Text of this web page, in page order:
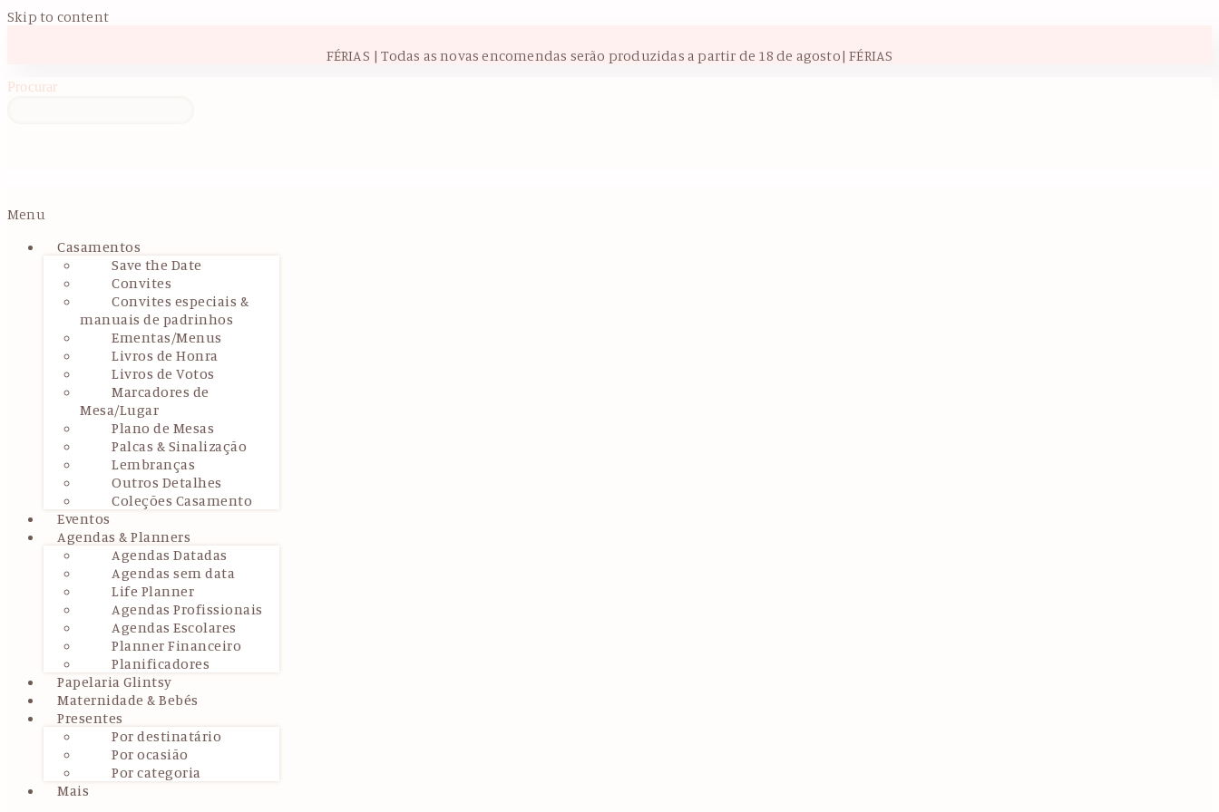
Skip to content
FÉRIAS | Todas as novas encomendas serão produzidas a partir de 18 de agosto| FÉRIAS
Procurar
Menu
Casamentos
Save the Date
Convites
Convites especiais &
manuais de padrinhos
Ementas/Menus
Livros de Honra
Livros de Votos
Marcadores de
Mesa/Lugar
Plano de Mesas
Palcas & Sinalização
Lembranças
Outros Detalhes
Coleções Casamento
Eventos
Agendas & Planners
Agendas Datadas
Agendas sem data
Life Planner
Agendas Profissionais
Agendas Escolares
Planner Financeiro
Planificadores
Papelaria Glintsy
Maternidade & Bebés
Presentes
Por destinatário
Por ocasião
Por categoria
Mais